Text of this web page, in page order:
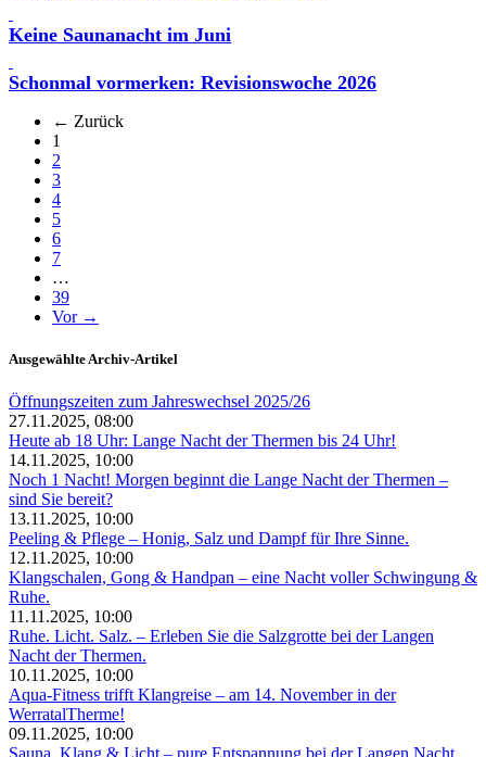
Keine Saunanacht im Juni
Schonmal vormerken: Revisionswoche 2026
← Zurück
1
2
3
4
5
6
7
…
39
Vor →
Ausgewählte Archiv-Artikel
Öffnungszeiten zum Jahreswechsel 2025/26
27.11.2025, 08:00
Heute ab 18 Uhr: Lange Nacht der Thermen bis 24 Uhr!
14.11.2025, 10:00
Noch 1 Nacht! Morgen beginnt die Lange Nacht der Thermen –
sind Sie bereit?
13.11.2025, 10:00
Peeling & Pflege – Honig, Salz und Dampf für Ihre Sinne.
12.11.2025, 10:00
Klangschalen, Gong & Handpan – eine Nacht voller Schwingung &
Ruhe.
11.11.2025, 10:00
Ruhe. Licht. Salz. – Erleben Sie die Salzgrotte bei der Langen
Nacht der Thermen.
10.11.2025, 10:00
Aqua-Fitness trifft Klangreise – am 14. November in der
WerratalTherme!
09.11.2025, 10:00